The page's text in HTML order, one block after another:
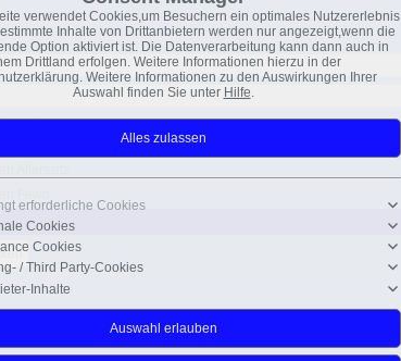
verwendet Cookies,um Besuchern ein optimales Nutzererlebnis
Inhalte von Drittanbietern werden nur angezeigt,wenn die
Option aktiviert ist. Die Datenverarbeitung kann dann auch in
Drittland erfolgen. Weitere Informationen hierzu in der
Weitere Informationen zu den Auswirkungen Ihrer
Auswahl finden Sie unter Hilfe.
erforderliche Cookies
Cookies
Cookies
/ Third Party-Cookies
Inhalte